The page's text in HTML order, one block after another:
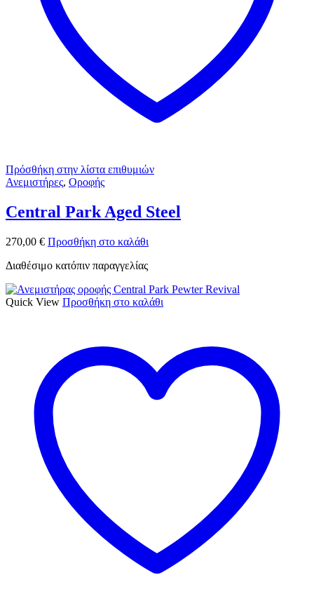
Πρόσθήκη στην λίστα επιθυμιών
Ανεμιστήρες, Οροφής
Central Park Aged Steel
270,00 € Προσθήκη στο καλάθι
Διαθέσιμο κατόπιν παραγγελίας
Quick View Προσθήκη στο καλάθι